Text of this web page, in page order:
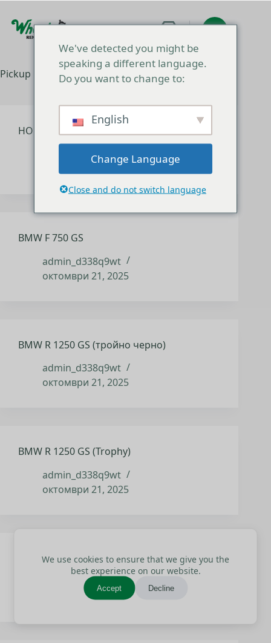
към
съдържанието
We use cookies to ensure that we give you the
best experience on our website.
Accept Decline
за
пазаруване
Pickup Location:Пристанище Пиреус
HONDA NX 500
admin_d338q9wt
октомври 21, 2025
BMW F 750 GS
admin_d338q9wt
октомври 21, 2025
BMW R 1250 GS (тройно черно)
admin_d338q9wt
октомври 21, 2025
BMW R 1250 GS (Trophy)
admin_d338q9wt
октомври 21, 2025
BMW R 1300 GS
admin_d338q9wt
септември 30, 2025
We've detected you might be
speaking a different language.
Do you want to change to:
English
Change Language
Close and do not switch language